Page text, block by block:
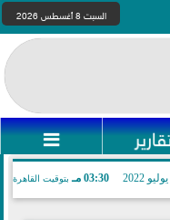
السبت 8 أغسطس 2026

03:30 مـ بتوقيت القاهرة